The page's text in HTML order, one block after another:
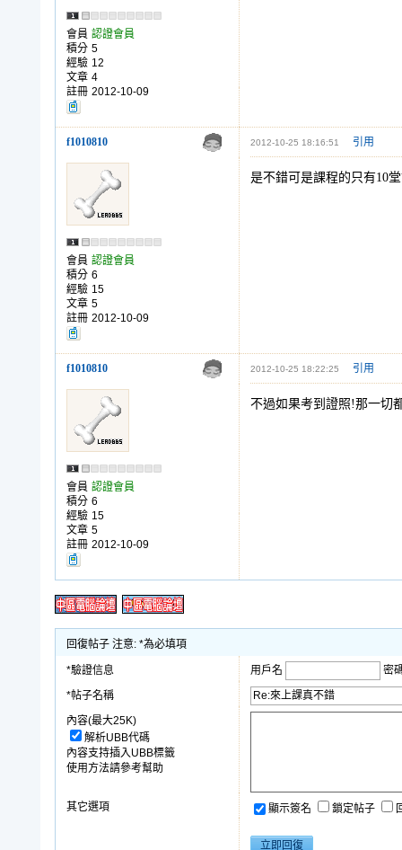
會員 認證會員
積分 5
經驗 12
文章 4
註冊 2012-10-09
f1010810 2012-10-25 18:16:51 引用
會員 認證會員
積分 6
經驗 15
文章 5
註冊 2012-10-09
是不錯可是課程的只有10
f1010810 2012-10-25 18:22:25 引用
會員 認證會員
積分 6
經驗 15
文章 5
註冊 2012-10-09
不過如果考到證照!那一切
回復帖子 注意: *為必填項
*驗證信息 用戶名
密
*帖子名稱
內容(最大25K)
解析UBB代碼
內容支持插入UBB標籤
使用方法請參考幫助
其它選項 顯示簽名 鎖定帖子